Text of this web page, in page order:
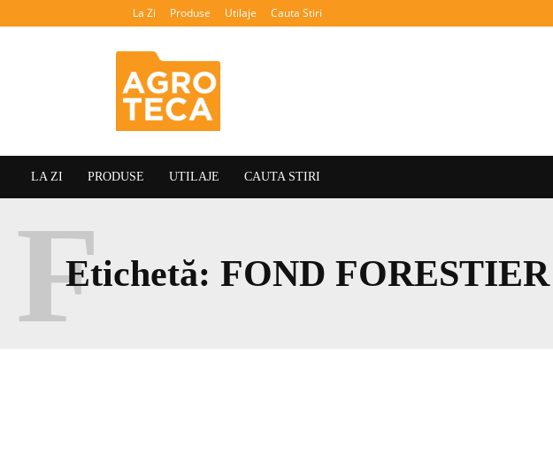
La Zi Produse Utilaje Cauta Stiri
LA ZI PRODUSE UTILAJE CAUTA STIRI
Etichetă: FOND FORESTIER
F